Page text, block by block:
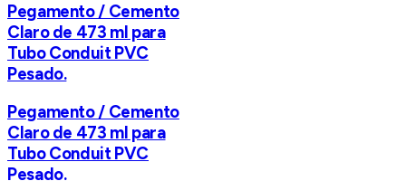
Pegamento / Cemento
Claro de 473 ml para
Tubo Conduit PVC
Pesado.
Pegamento / Cemento
Claro de 473 ml para
Tubo Conduit PVC
Pesado.